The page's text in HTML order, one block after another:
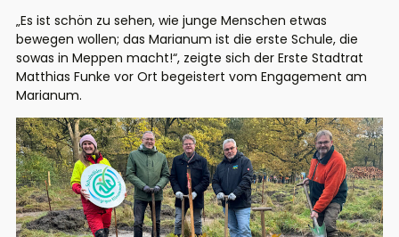
„Es ist schön zu sehen, wie junge Menschen etwas
bewegen wollen; das Marianum ist die erste Schule, die
sowas in Meppen macht!“, zeigte sich der Erste Stadtrat
Matthias Funke vor Ort begeistert vom Engagement am
Marianum.